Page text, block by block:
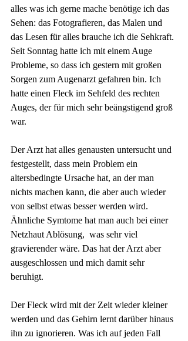
alles was ich gerne mache benötige ich das
Sehen: das Fotografieren, das Malen und
das Lesen für alles brauche ich die Sehkraft.
Seit Sonntag hatte ich mit einem Auge
Probleme, so dass ich gestern mit großen
Sorgen zum Augenarzt gefahren bin. Ich
hatte einen Fleck im Sehfeld des rechten
Auges, der für mich sehr beängstigend groß
war.
Der Arzt hat alles genausten untersucht und
festgestellt, dass mein Problem ein
altersbedingte Ursache hat, an der man
nichts machen kann, die aber auch wieder
von selbst etwas besser werden wird.
Ähnliche Symtome hat man auch bei einer
Netzhaut Ablösung,  was sehr viel
gravierender wäre. Das hat der Arzt aber
ausgeschlossen und mich damit sehr
beruhigt.
Der Fleck wird mit der Zeit wieder kleiner
werden und das Gehirn lernt darüber hinaus
ihn zu ignorieren. Was ich auf jeden Fall